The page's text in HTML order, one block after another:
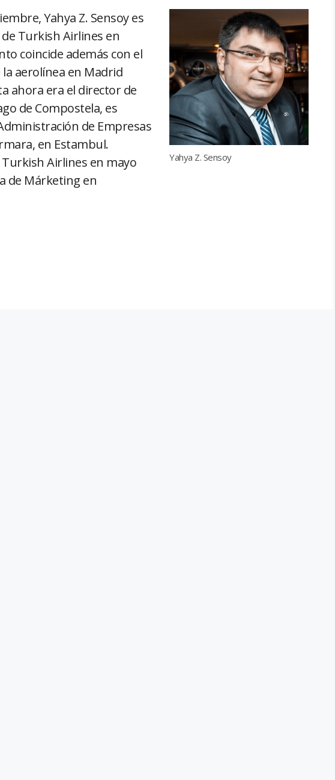
Yahya Z. Sensoy
Yahya Z. Sensoy es
Turkish Airlines en
coincide además con el
aerolínea en Madrid
ahora era el director de
de Compostela, es
de Empresas
en Estambul.
Airlines en mayo
de Márketing en